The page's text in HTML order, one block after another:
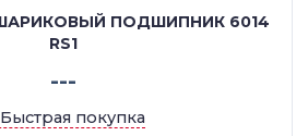
ПОДШИПНИК 6014
RS1
---
покупка